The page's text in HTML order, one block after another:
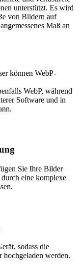
unterstützt. Es wird
von Bildern auf
Maß an
können WebP-
WebP, während
Software und in
Sie Ihre Bilder
eine komplexe
sodass die
werden.